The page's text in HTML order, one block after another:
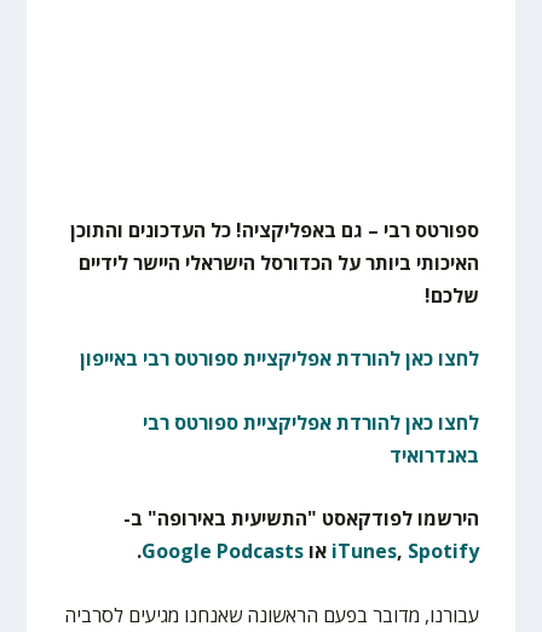
ספורטס רבי – גם באפליקציה! כל העדכונים והתוכן
האיכותי ביותר על הכדורסל הישראלי היישר לידיים
שלכם!
לחצו כאן להורדת אפליקציית ספורטס רבי באייפון
לחצו כאן להורדת אפליקציית ספורטס רבי
באנדרואיד
הירשמו לפודקאסט "התשיעית באירופה" ב-
iTunes, Spotify אוGoogle Podcasts
.
עבורנו, מדובר בפעם הראשונה שאנחנו מגיעים לסרביה